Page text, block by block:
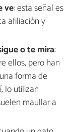
ve: esta señal es
afiliación y
o te mira:
ellos, pero han
forma de
lo utilizan
maullar a